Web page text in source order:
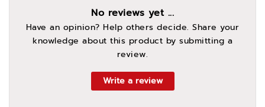
No reviews yet ...
Have an opinion? Help others decide. Share your
knowledge about this product by submitting a
review.
Write a review